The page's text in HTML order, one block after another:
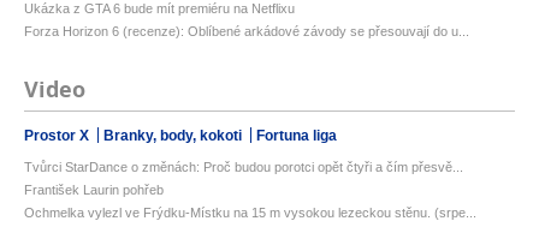
Ukázka z GTA 6 bude mít premiéru na Netflixu
Forza Horizon 6 (recenze): Oblíbené arkádové závody se přesouvají do u...
Video
Prostor X Branky, body, kokoti Fortuna liga
Tvůrci StarDance o změnách: Proč budou porotci opět čtyři a čím přesvě...
František Laurin pohřeb
Ochmelka vylezl ve Frýdku-Místku na 15 m vysokou lezeckou stěnu. (srpe...